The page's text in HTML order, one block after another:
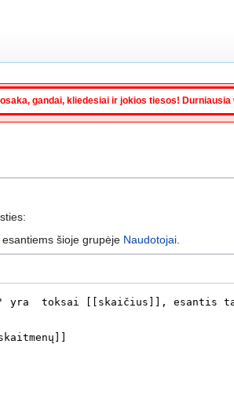
gandai, kliedesiai ir jokios tiesos!
šioje grupėje Naudotojai